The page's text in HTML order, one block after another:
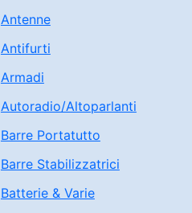
Antenne
Antifurti
Armadi
Autoradio/Altoparlanti
Barre Portatutto
Barre Stabilizzatrici
Batterie & Varie